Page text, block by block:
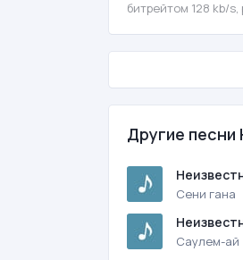
битрейтом 128 kb/
Другие песни
Сени гана
Саулем-ай